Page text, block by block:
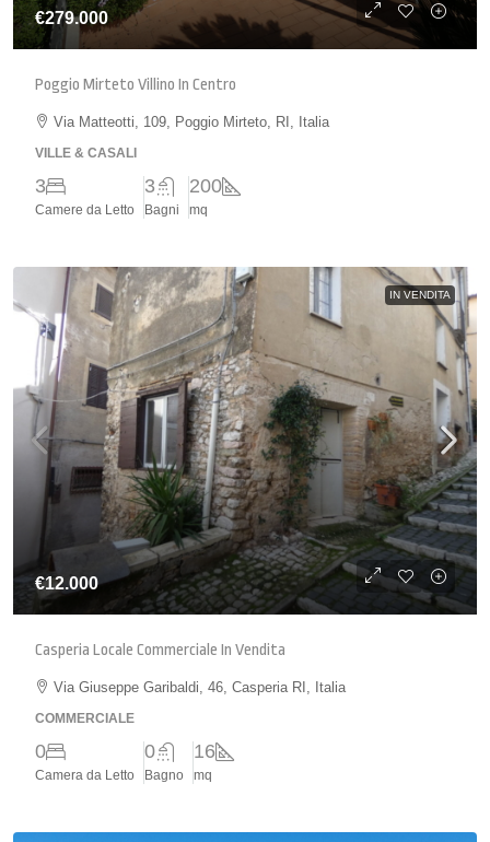
€279.000
Poggio Mirteto Villino In Centro
Via Matteotti, 109, Poggio Mirteto, RI, Italia
VILLE & CASALI
3
Camere da Letto
3
Bagni
200
mq
IN VENDITA
€12.000
Casperia Locale Commerciale In Vendita
Via Giuseppe Garibaldi, 46, Casperia RI, Italia
COMMERCIALE
0
Camera da Letto
0
Bagno
16
mq